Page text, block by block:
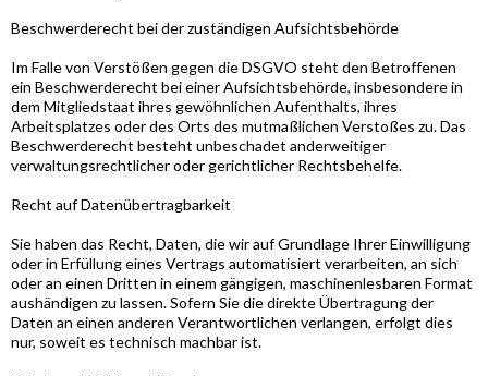
Beschwerderecht bei der zuständigen Aufsichtsbehörde
Im Falle von Verstößen gegen die DSGVO steht den Betroffenen
ein Beschwerderecht bei einer Aufsichtsbehörde, insbesondere in
dem Mitgliedstaat ihres gewöhnlichen Aufenthalts, ihres
Arbeitsplatzes oder des Orts des mutmaßlichen Verstoßes zu. Das
Beschwerderecht besteht unbeschadet anderweitiger
verwaltungsrechtlicher oder gerichtlicher Rechtsbehelfe.
Recht auf Datenübertragbarkeit
Sie haben das Recht, Daten, die wir auf Grundlage Ihrer Einwilligung
oder in Erfüllung eines Vertrags automatisiert verarbeiten, an sich
oder an einen Dritten in einem gängigen, maschinenlesbaren Format
aushändigen zu lassen. Sofern Sie die direkte Übertragung der
Daten an einen anderen Verantwortlichen verlangen, erfolgt dies
nur, soweit es technisch machbar ist.